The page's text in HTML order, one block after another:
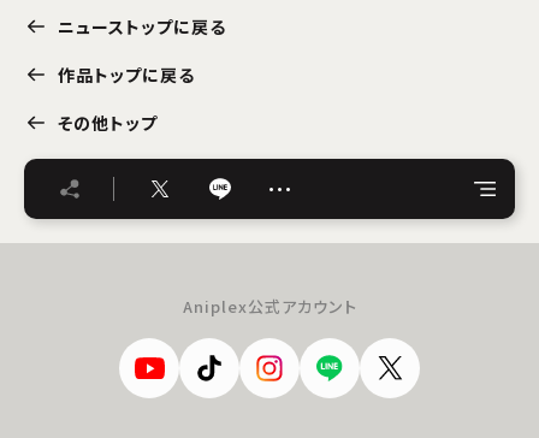
ニューストップに戻る
作品トップに戻る
その他トップ
…
Aniplex公式アカウント